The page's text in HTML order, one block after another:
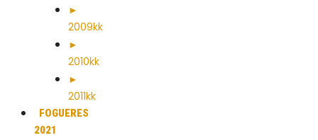
►
2009kk
►
2010kk
►
2011kk
FOGUERES
2021